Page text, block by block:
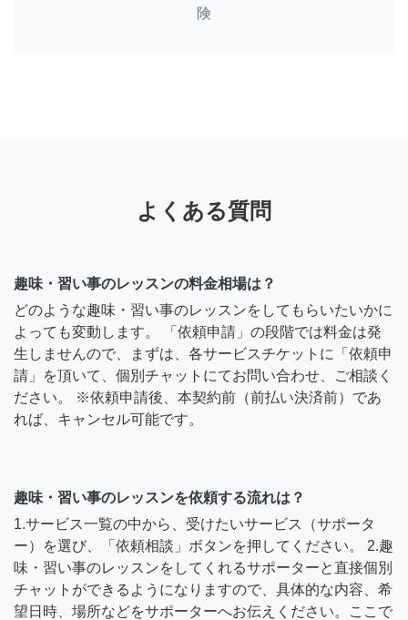
険
よくある質問
趣味・習い事のレッスンの料金相場は？
どのような趣味・習い事のレッスンをしてもらいたいかに
よっても変動します。 「依頼申請」の段階では料金は発
生しませんので、まずは、各サービスチケットに「依頼申
請」を頂いて、個別チャットにてお問い合わせ、ご相談く
ださい。 ※依頼申請後、本契約前（前払い決済前）であ
れば、キャンセル可能です。
趣味・習い事のレッスンを依頼する流れは？
1.サービス一覧の中から、受けたいサービス（サポータ
ー）を選び、「依頼相談」ボタンを押してください。 2.趣
味・習い事のレッスンをしてくれるサポーターと直接個別
チャットができるようになりますので、具体的な内容、希
望日時、場所などをサポーターへお伝えください。ここで